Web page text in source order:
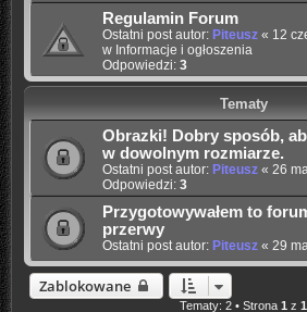
Regulamin Forum
Ostatni post autor: Piteusz« 12
w Informacje i ogłoszenia
Odpowiedzi: 3
Tematy
Obrazki! Dobry sposób,
w dowolnym rozmiarze.
Ostatni post autor: Piteusz« 26
Odpowiedzi: 3
Przygotowywałem to
przerwy
Ostatni post autor: Piteusz« 29
Zablokowane
Tematy: 2 • Strona1 z1